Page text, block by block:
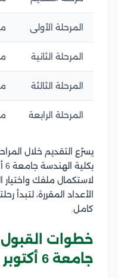
المرحلة الأولى من 1
المرحلة الثانية من 1
المرحلة الثالثة من 1
المرحلة الرابعة من 1
يسرّع التقديم خلال
لاستكمال ملفك
الأعداد المقررة، لتبدأ
كامل.
خطوات القبول
جامعة 6 أكتوبر للوافدين